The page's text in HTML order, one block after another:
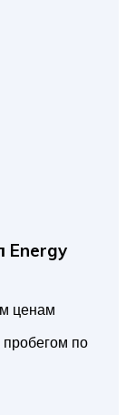
Energy
ценам
по